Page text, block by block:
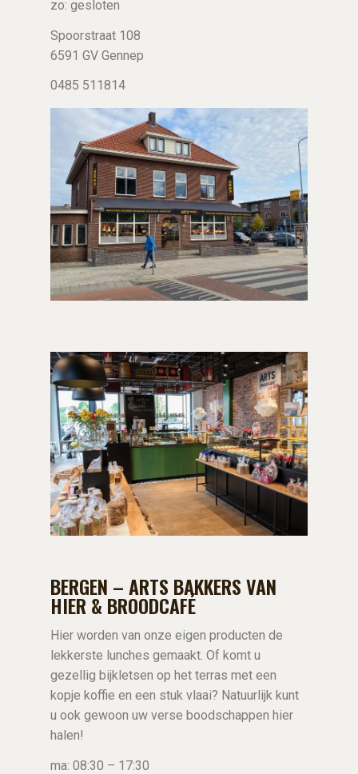
zo: gesloten
Spoorstraat 108
6591 GV Gennep
0485 511814
BERGEN – ARTS BAKKERS VAN
HIER & BROODCAFÉ
Hier worden van onze eigen producten de
lekkerste lunches gemaakt. Of komt u
gezellig bijkletsen op het terras met een
kopje koffie en een stuk vlaai? Natuurlijk kunt
u ook gewoon uw verse boodschappen hier
halen!
ma: 08:30 – 17:30